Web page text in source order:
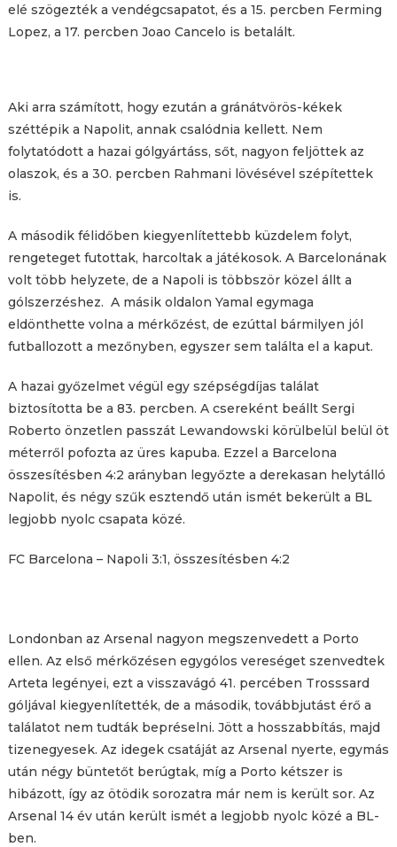
elé szögezték a vendégcsapatot, és a 15. percben Ferming
Lopez, a 17. percben Joao Cancelo is betalált.
Aki arra számított, hogy ezután a gránátvörös-kékek
széttépik a Napolit, annak csalódnia kellett. Nem
folytatódott a hazai gólgyártáss, sőt, nagyon feljöttek az
olaszok, és a 30. percben Rahmani lövésével szépítettek
is.
A második félidőben kiegyenlítettebb küzdelem folyt,
rengeteget futottak, harcoltak a játékosok. A Barcelonának
volt több helyzete, de a Napoli is többször közel állt a
gólszerzéshez. A másik oldalon Yamal egymaga
eldönthette volna a mérkőzést, de ezúttal bármilyen jól
futballozott a mezőnyben, egyszer sem találta el a kaput.
A hazai győzelmet végül egy szépségdíjas találat
biztosította be a 83. percben. A csereként beállt Sergi
Roberto önzetlen passzát Lewandowski körülbelül belül öt
méterről pofozta az üres kapuba. Ezzel a Barcelona
összesítésben 4:2 arányban legyőzte a derekasan helytálló
Napolit, és négy szűk esztendő után ismét bekerült a BL
legjobb nyolc csapata közé.
FC Barcelona – Napoli 3:1, összesítésben 4:2
Londonban az Arsenal nagyon megszenvedett a Porto
ellen. Az első mérkőzésen egygólos vereséget szenvedtek
Arteta legényei, ezt a visszavágó 41. percében Trosssard
góljával kiegyenlítették, de a második, továbbjutást érő a
találatot nem tudták bepréselni. Jött a hosszabbítás, majd
tizenegyesek. Az idegek csatáját az Arsenal nyerte, egymás
után négy büntetőt berúgtak, míg a Porto kétszer is
hibázott, így az ötödik sorozatra már nem is került sor. Az
Arsenal 14 év után került ismét a legjobb nyolc közé a BL-
ben.